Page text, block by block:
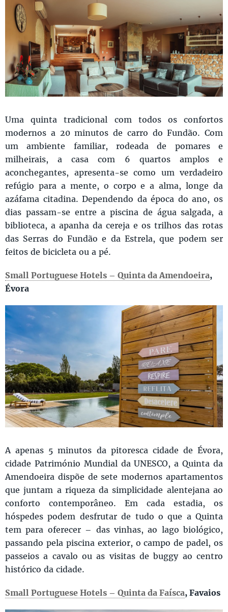
Uma quinta tradicional com todos os confortos
modernos a 20 minutos de carro do Fundão. Com
um ambiente familiar, rodeada de pomares e
milheirais, a casa com 6 quartos amplos e
aconchegantes, apresenta-se como um verdadeiro
refúgio para a mente, o corpo e a alma, longe da
azáfama citadina. Dependendo da época do ano, os
dias passam-se entre a piscina de água salgada, a
biblioteca, a apanha da cereja e os trilhos das rotas
das Serras do Fundão e da Estrela, que podem ser
feitos de bicicleta ou a pé.
Small Portuguese Hotels – Quinta da Amendoeira,
Évora
A apenas 5 minutos da pitoresca cidade de Évora,
cidade Património Mundial da UNESCO, a Quinta da
Amendoeira dispõe de sete modernos apartamentos
que juntam a riqueza da simplicidade alentejana ao
conforto contemporâneo. Em cada estadia, os
hóspedes podem desfrutar de tudo o que a Quinta
tem para oferecer – das vinhas, ao lago biológico,
passando pela piscina exterior, o campo de padel, os
passeios a cavalo ou as visitas de buggy ao centro
histórico da cidade.
Small Portuguese Hotels – Quinta da Faísca, Favaios